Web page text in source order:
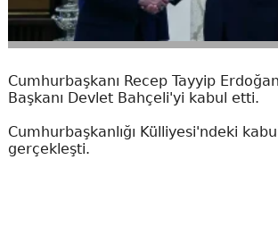
Cumhurbaşkanı Recep Tayyip
Başkanı Devlet Bahçeli'yi kabul etti.
Cumhurbaşkanlığı Külliyesi'ndeki
gerçekleşti.